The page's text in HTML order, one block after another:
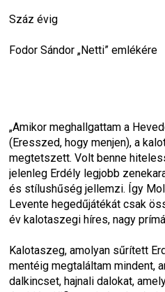
Száz évig
Fodor Sándor „Netti” emlékére
„Amikor meghallgattam a
(Eresszed, hogy menjen), a
megtetszett. Volt benne
jelenleg Erdély legjobb
és stílushűség jellemzi. Így
Levente hegedűjátékát csak
év kalotaszegi híres, nagy
Kalotaszeg, amolyan sűrített
mentéig megtaláltam mindent,
dalkincset, hajnali dalokat,